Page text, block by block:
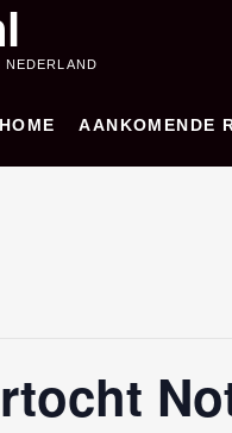
HOME AANKOMENDE